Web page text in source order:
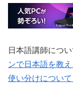
日本語講師につ
ンで日本語を教
使い分けについ